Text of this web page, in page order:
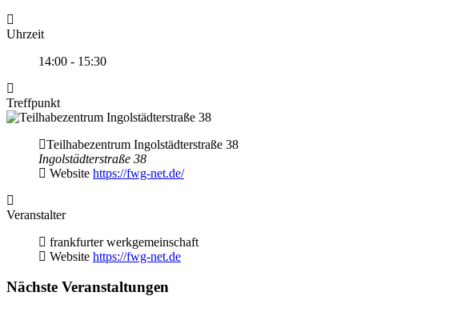
Uhrzeit
14:00 - 15:30
Treffpunkt
Teilhabezentrum Ingolstädterstraße 38
Ingolstädterstraße 38
Website https://fwg-net.de/
Veranstalter
frankfurter werkgemeinschaft
Website https://fwg-net.de
Nächste Veranstaltungen